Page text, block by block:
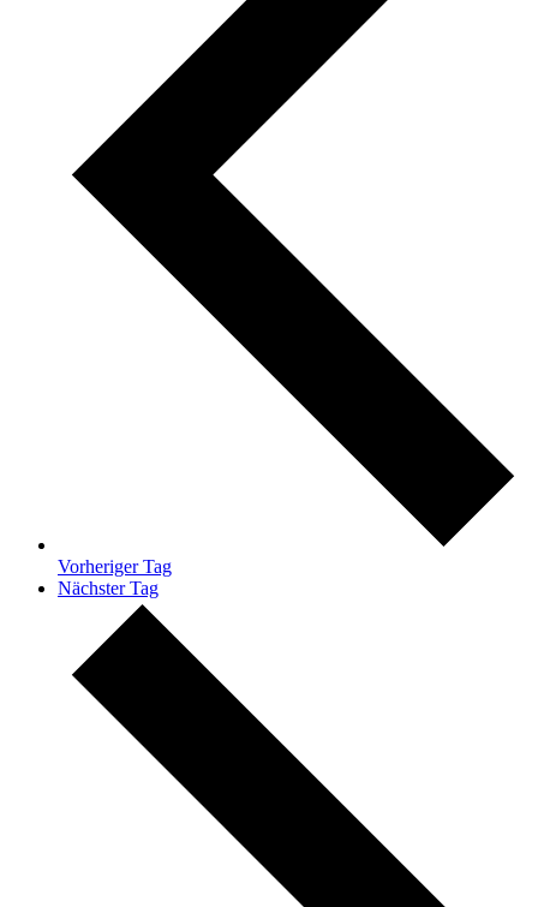
Vorheriger Tag
Nächster Tag